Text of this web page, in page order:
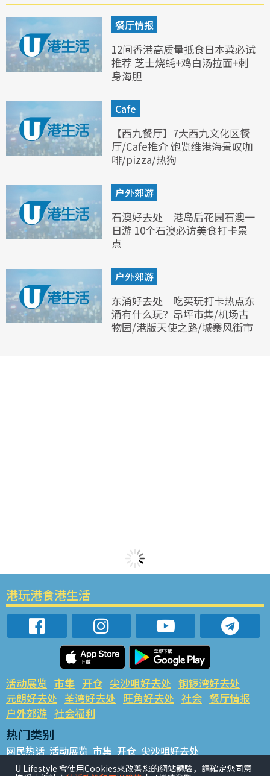
餐厅情报
12间香港高质量抵食日本菜必试
推荐 芝士烧蚝+鸡白汤拉面+刺
身海胆
Cafe
【西九餐厅】7大西九文化区餐
厅/Cafe推介 饱览维港海景叹咖
啡/pizza/热狗
户外郊游
石澳好去处︱港岛后花园石澳一
日游 10个石澳必访美食打卡景
点
户外郊游
东涌好去处︱吃买玩打卡热点东
涌有什么玩？昂坪市集/机场古
物园/港版天使之路/城寨风街市
港玩港食港生活
活动展览 市集 开仓 尖沙咀好去处 铜锣湾好去处
元朗好去处 荃湾好去处 旺角好去处 社会 餐厅情报
户外郊游 社会福利
热门类别
网民热话 活动展览 市集 开仓 尖沙咀好去处
铜锣湾好去处 元朗好去处 荃湾好去处 旺角好去处 社会
U Lifestyle 會使用Cookies來改善您的網站體驗，請確定您同意